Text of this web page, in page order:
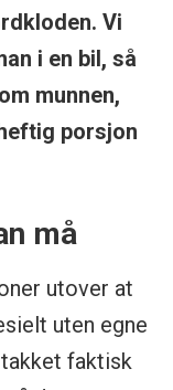
Vi
i en bil, så
munnen,
porsjon
må
utover at
uten egne
takket faktisk